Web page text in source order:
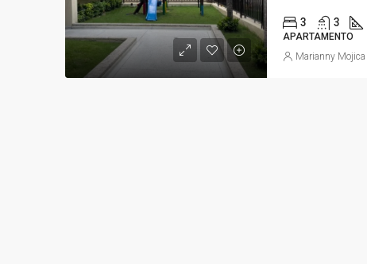
3 3
APARTAMENTO
Marianny Mojica